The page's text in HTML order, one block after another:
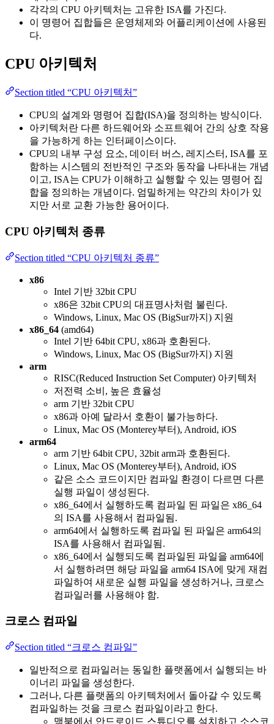
각각의 CPU 아키텍처는 고유한 ISA를 가진다.
이 명령어 집합들은 운영체제와 어플리케이션에 사용된
다.
CPU 아키텍처
Section titled “CPU 아키텍처”
CPU의 설계와 명령어 집합(ISA)을 정의하는 방식이다.
아키텍처란 다른 하드웨어와 소프트웨어 간의 상호 작용
을 가능하게 하는 인터페이스이다.
CPU의 내부 구성 요소, 데이터 버스, 레지스터, ISA를 포
함하는 시스템의 전반적인 구조와 동작을 나타내는 개념
이고, ISA는 CPU가 이해하고 실행할 수 있는 명령어 집
합을 정의하는 개념이다. 엄밀하게는 약간의 차이가 있
지만 서로 교환 가능한 용어이다.
CPU 아키텍처 종류
Section titled “CPU 아키텍처 종류”
x86
Intel 기반 32bit CPU
x86은 32bit CPU의 대표명사처럼 불린다.
Windows, Linux, Mac OS (BigSur까지) 지원
x86_64 (amd64)
Intel 기반 64bit CPU, x86과 호환된다.
Windows, Linux, Mac OS (BigSur까지) 지원
arm
RISC(Reduced Instruction Set Computer) 아키텍처
저전력 소비, 높은 효율성
arm 기반 32bit CPU
x86과 아예 달라서 호환이 불가능하다.
Linux, Mac OS (Monterey부터), Android, iOS
arm64
arm 기반 64bit CPU, 32bit arm과 호환된다.
Linux, Mac OS (Monterey부터), Android, iOS
같은 소스 코드이지만 컴파일 환경이 다르면 다른
실행 파일이 생성된다.
x86_64에서 실행하도록 컴파일 된 파일은 x86_64
의 ISA를 사용해서 컴파일됨.
arm64에서 실행하도록 컴파일 된 파일은 arm64의
ISA를 사용해서 컴파일됨.
x86_64에서 실행되도록 컴파일된 파일을 arm64에
서 실행하려면 해당 파일을 arm64 ISA에 맞게 재컴
파일하여 새로운 실행 파일을 생성하거나, 크로스
컴파일러를 사용해야 함.
크로스 컴파일
Section titled “크로스 컴파일”
일반적으로 컴파일러는 동일한 플랫폼에서 실행되는 바
이너리 파일을 생성한다.
그러나, 다른 플랫폼의 아키텍처에서 돌아갈 수 있도록
컴파일하는 것을 크로스 컴파일이라고 한다.
맥북에서 안드로이드 스튜디오를 설치하고 소스코